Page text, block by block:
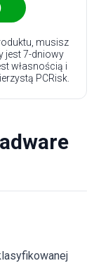
musisz
jest 7-dniowy
własnością i
PCRisk.